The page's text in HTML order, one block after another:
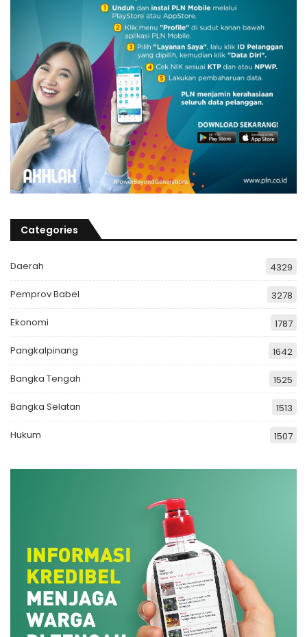
Categories
Daerah 4329
Pemprov Babel 3278
Ekonomi 1787
Pangkalpinang 1642
Bangka Tengah 1525
Bangka Selatan 1513
Hukum 1507